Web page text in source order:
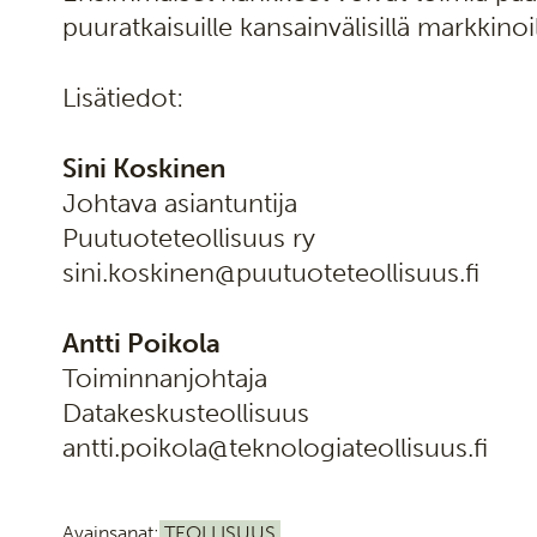
puuratkaisuille kansainvälisillä
Lisätiedot:
Sini Koskinen
Johtava asiantuntija
Puutuoteteollisuus ry
sini.koskinen@puutuoteteollisuus.fi
Antti Poikola
Toiminnanjohtaja
Datakeskusteollisuus
antti.poikola@teknologiateollisuus.fi